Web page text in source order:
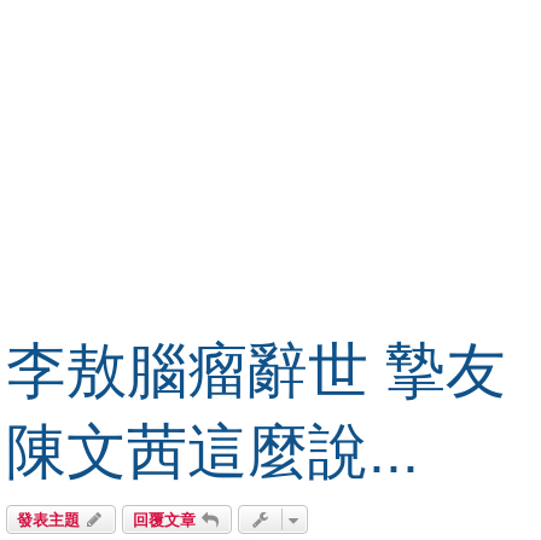
李敖腦瘤辭世 摯友
陳文茜這麼說...
發表主題
回覆文章